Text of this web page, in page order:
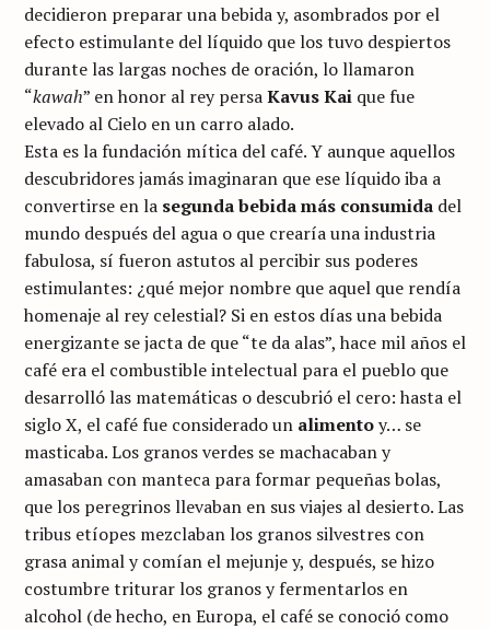
decidieron preparar una bebida y, asombrados por el
efecto estimulante del líquido que los tuvo despiertos
durante las largas noches de oración, lo llamaron
“kawah” en honor al rey persaKavus Kai que fue
elevado al Cielo en un carro alado.
Esta es la fundación mítica del café. Y aunque aquellos
descubridores jamás imaginaran que ese líquido iba a
convertirse en la segunda bebida más consumida del
mundo después del agua o que crearía una industria
fabulosa, sí fueron astutos al percibir sus poderes
estimulantes: ¿qué mejor nombre que aquel que rendía
homenaje al rey celestial? Si en estos días una bebida
energizante se jacta de que “te da alas”, hace mil años el
café era el combustible intelectual para el pueblo que
desarrolló las matemáticas o descubrió el cero: hasta el
siglo X, el café fue considerado un alimentoy… se
masticaba. Los granos verdes se machacaban y
amasaban con manteca para formar pequeñas bolas,
que los peregrinos llevaban en sus viajes al desierto. Las
tribus etíopes mezclaban los granos silvestres con
grasa animal y comían el mejunje y, después, se hizo
costumbre triturar los granos y fermentarlos en
alcohol (de hecho, en Europa, el café se conoció como